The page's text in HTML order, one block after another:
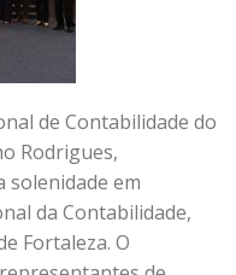
de Contabilidade do
Rodrigues,
solenidade em
da Contabilidade,
Fortaleza. O